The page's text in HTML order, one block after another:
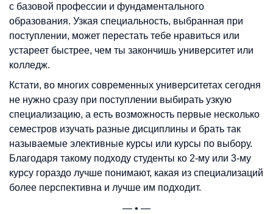
с базовой профессии и фундаментального
образования. Узкая специальность, выбранная при
поступлении, может перестать тебе нравиться или
устареет быстрее, чем ты закончишь университет или
колледж.
Кстати, во многих современных университетах сегодня
не нужно сразу при поступлении выбирать узкую
специализацию, а есть возможность первые несколько
семестров изучать разные дисциплины и брать так
называемые элективные курсы или курсы по выбору.
Благодаря такому подходу студенты ко 2-му или 3-му
курсу гораздо лучше понимают, какая из специализаций
более перспективна и лучше им подходит.
— • —